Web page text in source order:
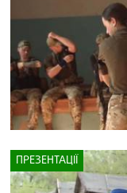
ПРЕЗЕНТАЦІЇ